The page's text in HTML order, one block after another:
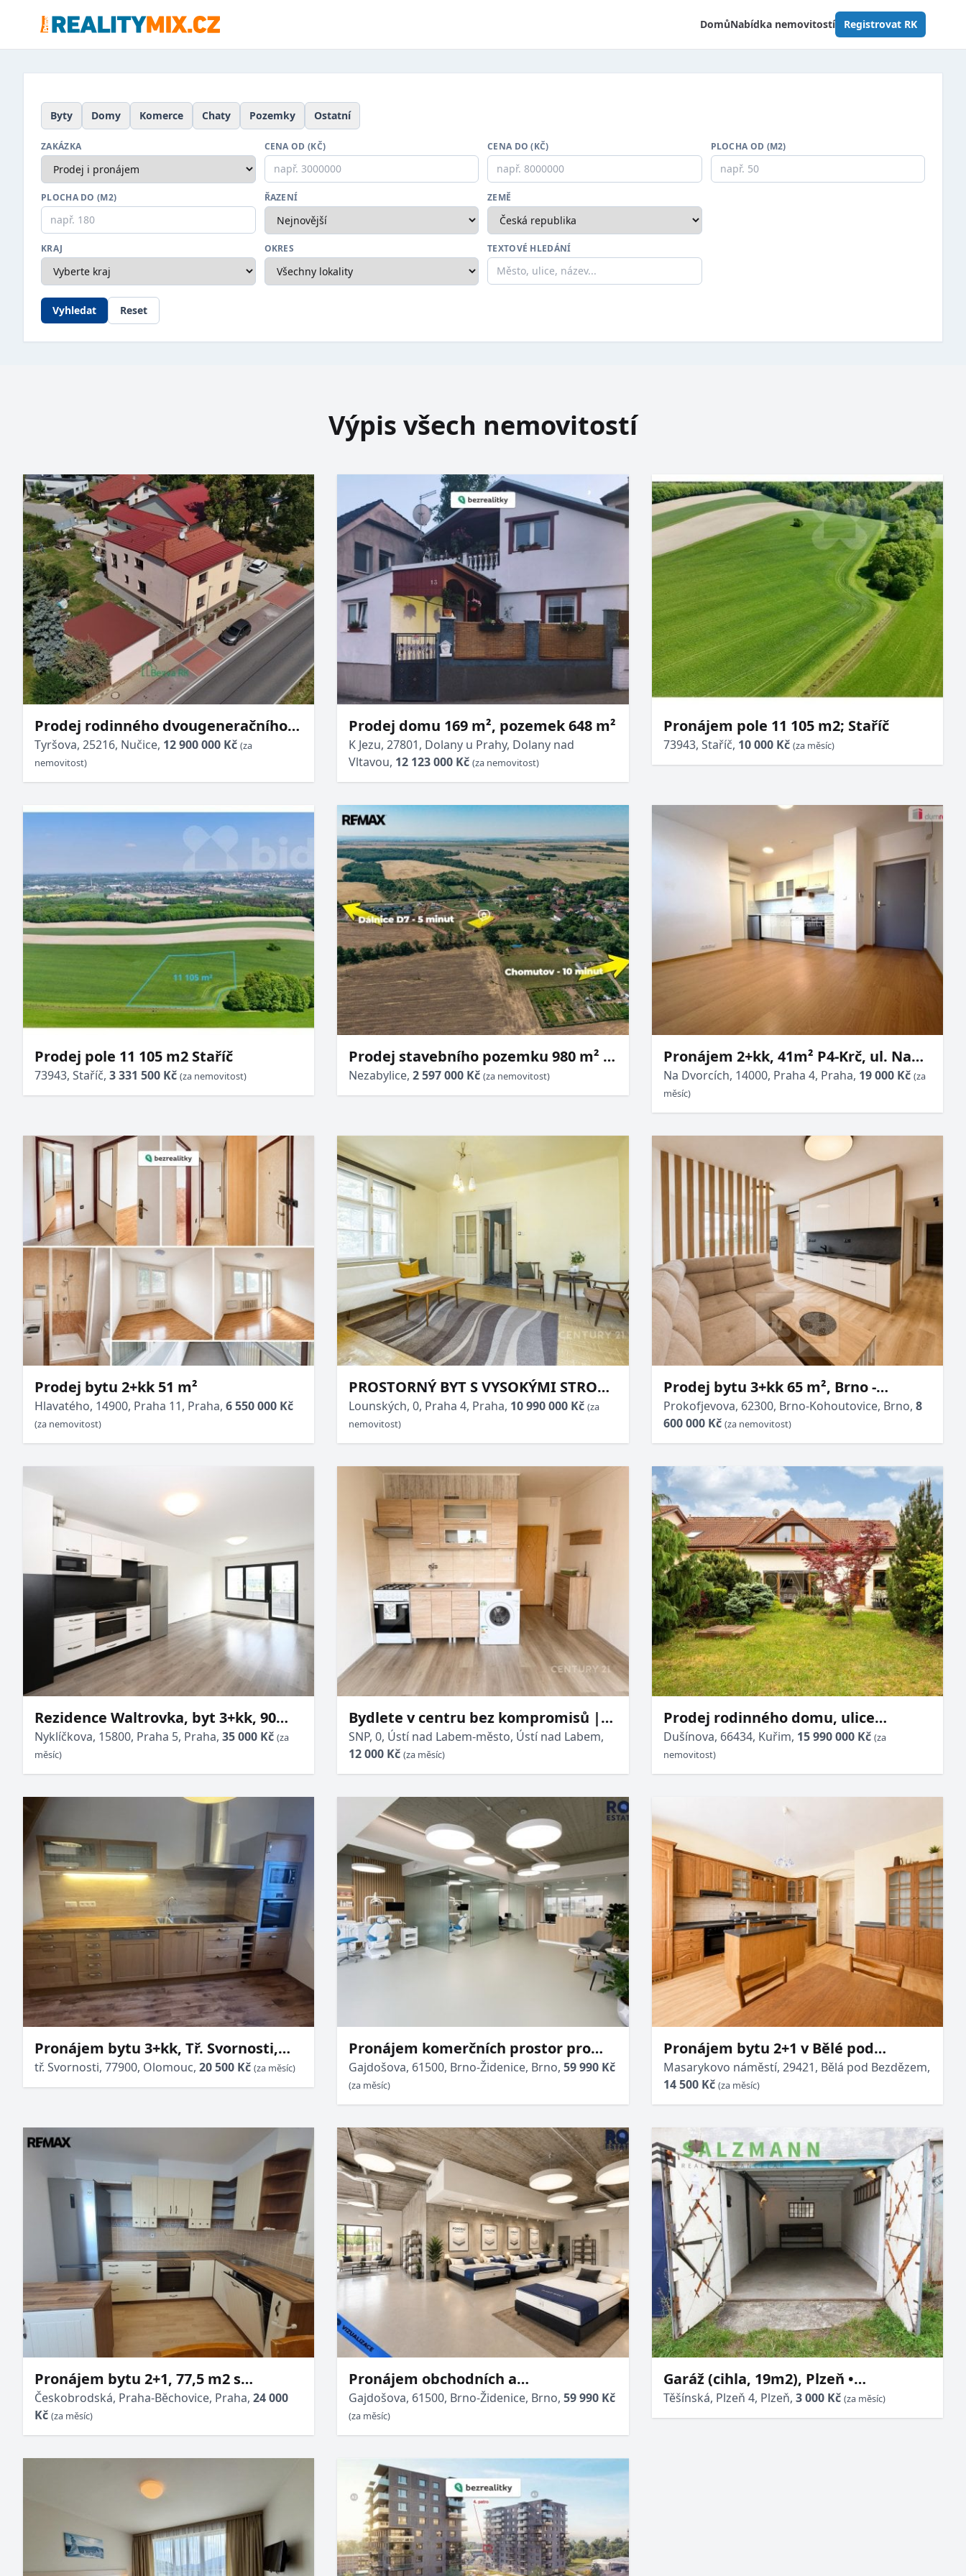
DomůNabídka nemovitostí Registrovat RK
Byty Domy Komerce Chaty Pozemky Ostatní
ZAKÁZKA CENA OD (KČ) CENA DO (KČ) PLOCHA OD (M2)
PLOCHA DO (M2) ŘAZENÍ ZEMĚ
KRAJ OKRES TEXTOVÉ HLEDÁNÍ
Vyhledat Reset
Výpis všech nemovitostí
Prodej rodinného dvougeneračního
domu s pozemek Nučice u Rudné.
Tyršova, 25216, Nučice, 12 900 000 Kč (za
nemovitost)
Prodej domu 169 m², pozemek 648 m²
K Jezu, 27801, Dolany u Prahy, Dolany nad
Vltavou, 12 123 000 Kč (za nemovitost)
Pronájem pole 11 105 m2; Staříč
73943, Staříč, 10 000 Kč (za měsíc)
Prodej pole 11 105 m2 Staříč
73943, Staříč, 3 331 500 Kč (za nemovitost)
Prodej stavebního pozemku 980 m² –
Hořenec (10 min od Chomutova)
Nezabylice,2 597 000 Kč (za nemovitost)
Pronájem 2+kk, 41m² P4-Krč, ul. Na
Dvorcích, po kompletní rekonstrukci,
klimatizace
Na Dvorcích, 14000, Praha 4, Praha, 19 000 Kč (za
měsíc)
Prodej bytu 2+kk 51 m²
Hlavatého, 14900, Praha 11, Praha, 6 550 000 Kč
(za nemovitost)
PROSTORNÝ BYT S VYSOKÝMI STROPY
A POTENCIÁLEM PRO VAŠE NÁPADY -
LOUNSKÝCH, NUSLE
Lounských, 0, Praha 4, Praha, 10 990 000 Kč (za
nemovitost)
Prodej bytu 3+kk 65 m², Brno -
Kohoutovice, ulice Prokofjevova
Prokofjevova, 62300, Brno-Kohoutovice, Brno, 8
600 000 Kč (za nemovitost)
Rezidence Waltrovka, byt 3+kk, 90
m², terasa 15 m², garážové stání a
sklep, ul. Nyklíčkova
Nyklíčkova, 15800, Praha 5, Praha, 35 000 Kč (za
měsíc)
Bydlete v centru bez kompromisů |
Pronájem 2+kk, 37 m², výtah, sklep,
ihned k nastěhování
SNP, 0, Ústí nad Labem-město, Ústí nad Labem,
12 000 Kč (za měsíc)
Prodej rodinného domu, ulice
Dušínova, Kuřim, okr. Brno-venkov
Dušínova, 66434, Kuřim, 15 990 000 Kč (za
nemovitost)
Pronájem bytu 3+kk, Tř. Svornosti,
Nová Ulice, 20500 Kč/měs, 89 m2
tř. Svornosti, 77900, Olomouc, 20 500 Kč (za měsíc)
Pronájem komerčních prostor pro
zdravotnické zařízení - 145 m² - Brno -
Židenice
Gajdošova, 61500, Brno-Židenice, Brno,59 990 Kč
(za měsíc)
Pronájem bytu 2+1 v Bělé pod
Bezdězem
Masarykovo náměstí, 29421, Bělá pod Bezdězem,
14 500 Kč (za měsíc)
Pronájem bytu 2+1, 77,5 m2 s
garážovým stáním
Českobrodská, Praha-Běchovice, Praha, 24 000
Kč (za měsíc)
Pronájem obchodních a
kancelářských prostor - 145 m² - Brno
- Židenice
Gajdošova, 61500, Brno-Židenice, Brno,59 990 Kč
(za měsíc)
Garáž (cihla, 19m2), Plzeň •
Doubravka, Těšínská ul.
Těšínská, Plzeň 4, Plzeň, 3 000 Kč (za měsíc)